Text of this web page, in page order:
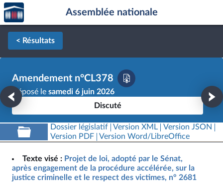
Aller au contenu
Aller en bas de la page
Accèder
à la
page
d'accueil
Assemblée nationale
< Résultats
Amendement n°CL378
Déposé le samedi 6 juin 2026
Discuté
Dossier législatif Version XML
Version JSON
Version PDF
Version Word/LibreOffice
Texte visé : Projet de loi, adopté par le Sénat,
après engagement de la procédure accélérée, sur la
justice criminelle et le respect des victimes, n° 2681